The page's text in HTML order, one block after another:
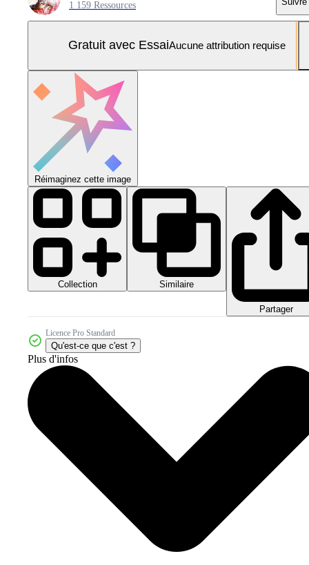
1 159 Ressources
Gratuit avec EssaiAucune attribution requise
Réimaginez cette image
Collection Similaire
Partager
Licence Pro Standard
Qu'est-ce que c'est ?
Plus d'infos